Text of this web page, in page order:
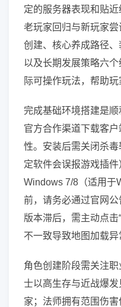
定的服务器表现和贴
老玩家回归与新玩家
创建、核心养成路径
以及长期发展策略六
际可操作玩法，帮助
完成基础环境搭建是
官方合作渠道下载客
性。安装后需关闭杀
定软件会误报游戏插
Windows 7/8（适用于
前，请务必通过官网
版本滞后，需主动点击
不一致导致地图加载异
角色创建阶段需关注
士以高生存与近战爆
家；法师拥有范围伤